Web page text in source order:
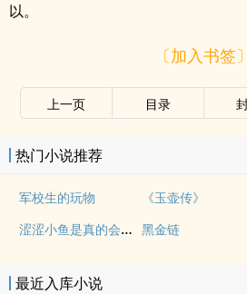
以。
〔加入书签〕
上一页 目录
热门小说推荐
军校生的玩物 《玉壶传》
涩涩小鱼是真的会被干透 黑金链
最近入库小说